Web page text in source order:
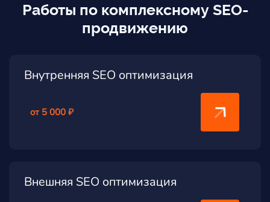
Работы по комплексному SEO-
продвижению
Внутренняя SEO оптимизация
от 5 000 ₽
Внешняя SEO оптимизация